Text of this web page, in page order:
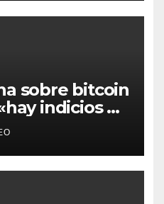
sobre bitcoin
indicios de
alcista»